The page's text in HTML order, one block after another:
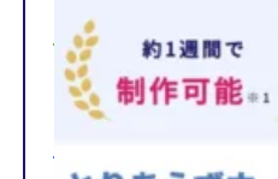
選ばれる理由